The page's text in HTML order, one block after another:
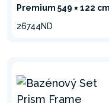
Premium 549 × 122 cm
26744ND